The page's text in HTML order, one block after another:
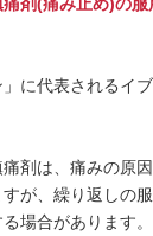
に代表されるイ
剤は、痛みの原
が、繰り返しの
場合があります。